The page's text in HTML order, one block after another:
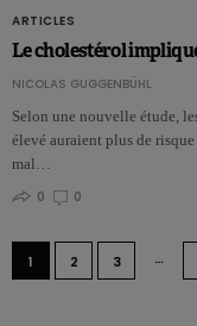
ARTICLES
Le cholestérol
NICOLAS GUGGENBÜHL
Selon une nouvelle étude,
élevé auraient plus de
mal…
0
0
1 2 3 …